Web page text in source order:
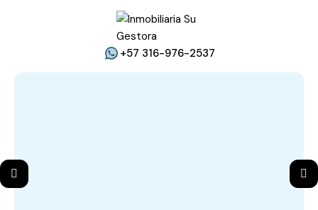
+57 316-976-2537